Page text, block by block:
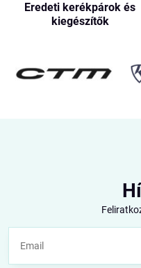
Eredeti kerékpárok és
kiegészítők